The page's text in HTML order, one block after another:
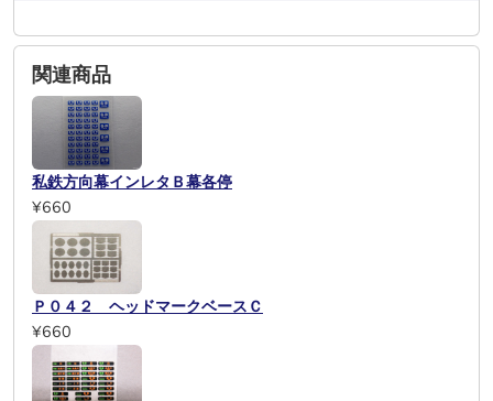
関連商品
私鉄方向幕インレタＢ幕各停
¥660
Ｐ０４２ ヘッドマークベースＣ
¥660